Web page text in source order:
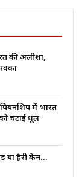
की अलीशा,
में भारत
चटाई धूल
या हैरी केन…